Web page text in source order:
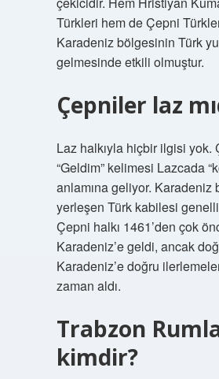
Türkleri hem de Çepni
Karadeniz bölgesinin Türk
gelmesinde etkili olmuştur.
Çepniler laz
Laz halkıyla hiçbir ilgisi yok.
“Geldim” kelimesi Lazcada
anlamına geliyor. Karadeniz
yerleşen Türk kabilesi
Çepni halkı 1461’den çok
Karadeniz’e geldi, ancak
Karadeniz’e doğru
zaman aldı.
Trabzon
kimdir?